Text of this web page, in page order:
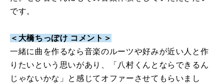
です。
＜大橋ちっぽけ コメント＞
一緒に曲を作るなら音楽のルーツや好みが近い人と作
りたいという思いがあり、「八村くんとならできるん
じゃないかな」と感じてオファーさせてもらいまし